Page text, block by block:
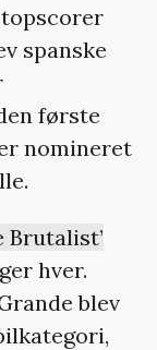
topscorer
spanske
første
nomineret
Brutalist’
hver.
blev